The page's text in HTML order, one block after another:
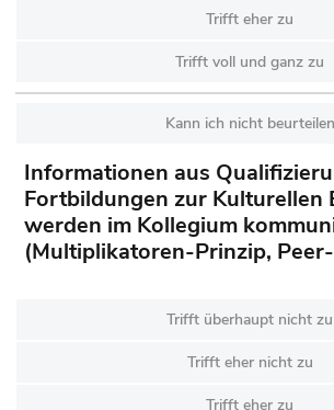
Trifft eher zu
Trifft voll und ganz zu
Kann ich nicht beurteilen
Informationen aus
Fortbildungen zur Kulturellen
werden im Kollegium
(Multiplikatoren-Prinzip,
Trifft überhaupt nicht zu
Trifft eher nicht zu
Trifft eher zu